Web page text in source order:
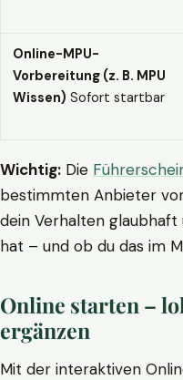
Online-MPU-
Vorbereitung (z. B. MPU
Wissen) Sofort startbar
Wichtig: Die
bestimmten Anbieter
dein Verhalten
hat – und ob du das im
Online starten –
ergänzen
Mit der interaktiven